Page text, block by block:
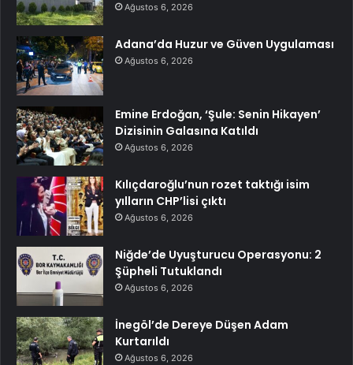
Ağustos 6, 2026
Adana’da Huzur ve Güven Uygulaması
Ağustos 6, 2026
Emine Erdoğan, ‘Şule: Senin Hikayen’
Dizisinin Galasına Katıldı
Ağustos 6, 2026
Kılıçdaroğlu’nun rozet taktığı isim
yılların CHP’lisi çıktı
Ağustos 6, 2026
Niğde’de Uyuşturucu Operasyonu: 2
Şüpheli Tutuklandı
Ağustos 6, 2026
İnegöl’de Dereye Düşen Adam
Kurtarıldı
Ağustos 6, 2026